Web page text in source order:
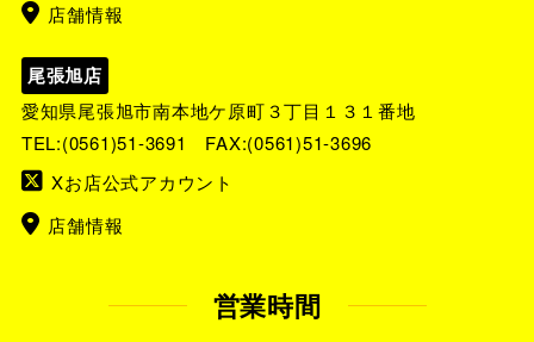
店舗情報
尾張旭店
愛知県尾張旭市南本地ケ原町３丁目１３１番地
TEL:(0561)51-3691
FAX:(0561)51-3696
Xお店公式アカウント
店舗情報
営業時間